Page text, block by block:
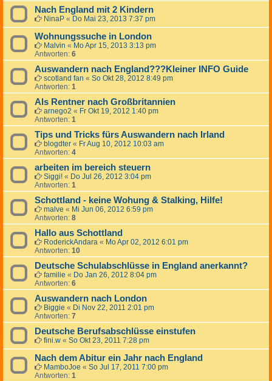
Nach England mit 2 Kindern
NinaP « Do Mai 23, 2013 7:37 pm
Wohnungssuche in London
Malvin « Mo Apr 15, 2013 3:13 pm
Antworten: 6
Auswandern nach England???Kleiner INFO Guide
scotland fan « So Okt 28, 2012 8:49 pm
Antworten: 1
Als Rentner nach Großbritannien
arnego2 « Fr Okt 19, 2012 1:40 pm
Antworten: 1
Tips und Tricks fürs Auswandern nach Irland
blogdter « Fr Aug 10, 2012 10:03 am
Antworten: 4
arbeiten im bereich steuern
Siggi! « Do Jul 26, 2012 3:04 pm
Antworten: 1
Schottland - keine Wohung & Stalking, Hilfe!
malve « Mi Jun 06, 2012 6:59 pm
Antworten: 8
Hallo aus Schottland
RoderickAndara « Mo Apr 02, 2012 6:01 pm
Antworten: 10
Deutsche Schulabschlüsse in England anerkannt?
familie « Do Jan 26, 2012 8:04 pm
Antworten: 6
Auswandern nach London
Biggie « Di Nov 22, 2011 2:01 pm
Antworten: 7
Deutsche Berufsabschlüsse einstufen
fini.w « So Okt 23, 2011 7:28 pm
Nach dem Abitur ein Jahr nach England
MamboJoe « So Jul 17, 2011 7:00 pm
Antworten: 1